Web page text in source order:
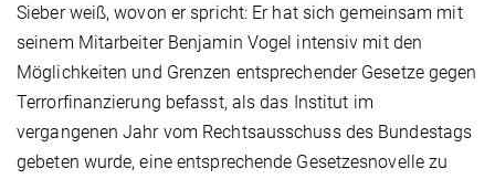
Sieber weiß, wovon er spricht: Er hat sich gemeinsam mit
seinem Mitarbeiter Benjamin Vogel intensiv mit den
Möglichkeiten und Grenzen entsprechender Gesetze gegen
Terrorfinanzierung befasst, als das Institut im
vergangenen Jahr vom Rechtsausschuss des Bundestags
gebeten wurde, eine entsprechende Gesetzesnovelle zu